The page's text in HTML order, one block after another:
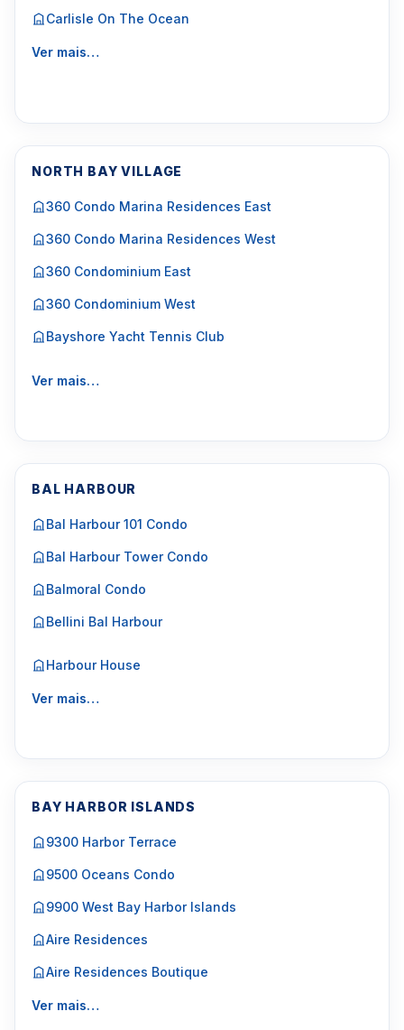
Carlisle On The Ocean
Ver mais…
NORTH BAY VILLAGE
360 Condo Marina Residences East
360 Condo Marina Residences West
360 Condominium East
360 Condominium West
Bayshore Yacht Tennis Club
Ver mais…
BAL HARBOUR
Bal Harbour 101 Condo
Bal Harbour Tower Condo
Balmoral Condo
Bellini Bal Harbour
Harbour House
Ver mais…
BAY HARBOR ISLANDS
9300 Harbor Terrace
9500 Oceans Condo
9900 West Bay Harbor Islands
Aire Residences
Aire Residences Boutique
Ver mais…